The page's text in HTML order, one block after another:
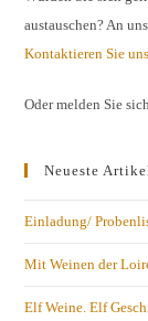
austauschen? An
Kontaktieren Sie
Oder melden Sie
Neueste
Einladung/
Mit Weinen der
Elf Weine. Elf